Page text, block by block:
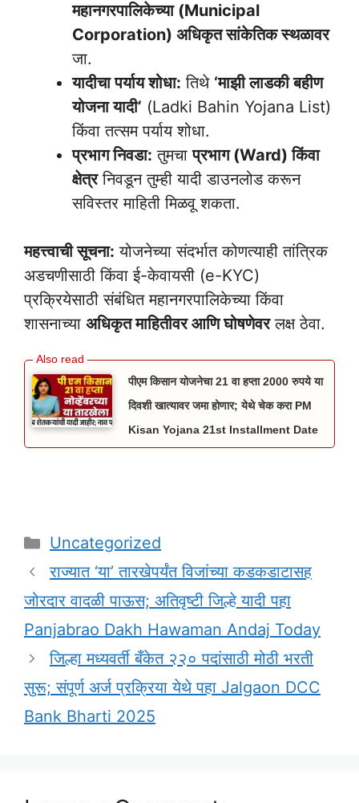
महानगरपालिकेच्या (Municipal
Corporation) अधिकृत सांकेतिक स्थळावर
जा.
यादीचा पर्याय शोधा: तिथे ‘माझी लाडकी बहीण
योजना यादी’ (Ladki Bahin Yojana List)
किंवा तत्सम पर्याय शोधा.
प्रभाग निवडा: तुमचाप्रभाग (Ward) किंवा
क्षेत्रनिवडून तुम्ही यादी डाउनलोड करून
सविस्तर माहिती मिळवू शकता.
महत्त्वाची सूचना: योजनेच्या संदर्भात कोणत्याही तांत्रिक
अडचणीसाठी किंवा ई-केवायसी (e-KYC)
प्रक्रियेसाठी संबंधित महानगरपालिकेच्या किंवा
शासनाच्या अधिकृत माहितीवर आणि घोषणेवरलक्ष ठेवा.
पीएम किसान योजनेचा 21 वा हप्ता 2000 रुपये या
दिवशी खात्यावर जमा होणार; येथे चेक करा PM
Kisan Yojana 21st Installment Date
Categories
Uncategorized
राज्यात ‘या’ तारखेपर्यंत विजांच्या कडकडाटासह
जोरदार वादळी पाऊस; अतिवृष्टी जिल्हे यादी पहा
Panjabrao Dakh Hawaman Andaj Today
जिल्हा मध्यवर्ती बँकेत २२० पदांसाठी मोठी भरती
सुरू; संपूर्ण अर्ज प्रक्रिया येथे पहा Jalgaon DCC
Bank Bharti 2025